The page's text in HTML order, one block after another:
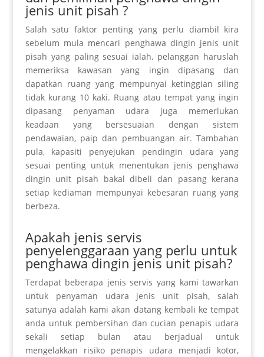
jenis unit pisah ?
Salah satu faktor penting yang perlu diambil kira
sebelum mula mencari penghawa dingin jenis unit
pisah yang paling sesuai ialah, pelanggan haruslah
memeriksa kawasan yang ingin dipasang dan
dapatkan ruang yang mempunyai ketinggian siling
tidakkurang10 kaki. Ruang atau tempat yang ingin
dipasang penyaman udara juga memerlukan
keadaan yang bersesuaian dengan sistem
pendawaian, paip dan pembuangan air. Tambahan
pula, kapasiti penyejukan pendingin udara yang
sesuai penting untuk menentukan jenis penghawa
dingin unit pisah bakal dibeli dan pasang kerana
setiap kediaman mempunyai kebesaran ruang yang
berbeza.
Apakah jenis servis
penyelenggaraan yang perlu untuk
penghawa dingin jenis unit pisah?
Terdapat beberapa jenis servis yang kami tawarkan
untuk penyaman udara jenis unit pisah, salah
satunya adalah kami akan datang kembali ke tempat
anda untukpembersihan dancucian penapis udara
sekali setiap bulan atau berjadual untuk
mengelakkan risikopenapis udara menjadi kotor,